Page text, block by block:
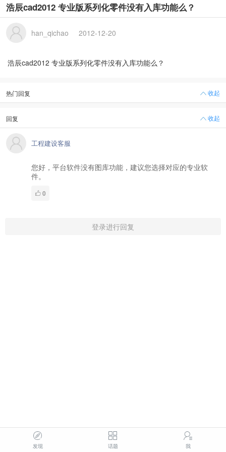
浩辰cad2012 专业版系列化零件没有入库功能么？
han_qichao 2012-12-20
浩辰cad2012 专业版系列化零件没有入库功能么？
热门回复 收起
回复 收起
工程建设客服
您好，平台软件没有图库功能，建议您选择对应的专业软
件。
0
登录进行回复
发现 话题 我